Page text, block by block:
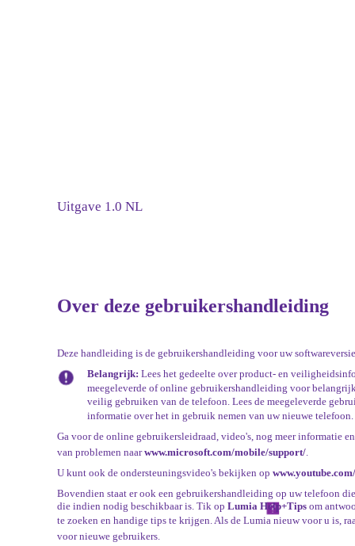
Uitgave 1.0 NL
Over deze gebruikershandleiding
Deze handleiding is de gebruikershandleiding voor uw
Belangrijk: Lees het gedeelte over product- en
meegeleverde of online gebruikershandleiding voor
veilig gebruiken van de telefoon. Lees de meegeleverde
informatie over het in gebruik nemen van uw nieuwe telefoon.
Ga voor de online gebruikersleidraad, video's, nog meer informatie
van problemen naarwww.microsoft.com/mobile/support/.
U kunt ook de ondersteuningsvideo's bekijken op
Bovendien staat er ook een gebruikershandleiding op uw telefoon
die indien nodig beschikbaar is. Tik op Lumia Help+Tips om
te zoeken en handige tips te krijgen. Als de Lumia nieuw voor u is,
voor nieuwe gebruikers.